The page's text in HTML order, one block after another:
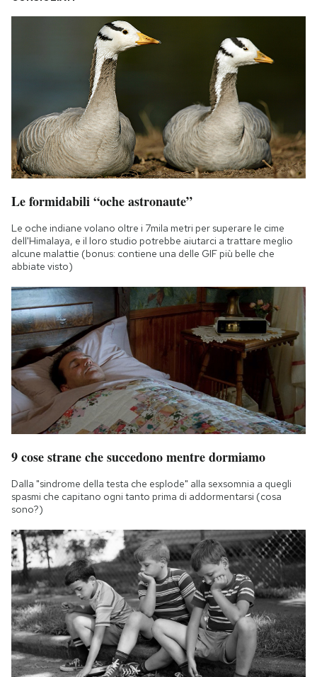
Le formidabili “oche astronaute”
Le oche indiane volano oltre i 7mila metri per superare le cime
dell'Himalaya, e il loro studio potrebbe aiutarci a trattare meglio
alcune malattie (bonus: contiene una delle GIF più belle che
abbiate visto)
9 cose strane che succedono mentre dormiamo
Dalla "sindrome della testa che esplode" alla sexsomnia a quegli
spasmi che capitano ogni tanto prima di addormentarsi (cosa
sono?)